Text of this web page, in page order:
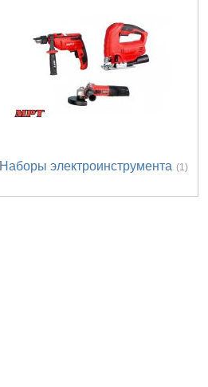
Наборы электроинструмента (1)